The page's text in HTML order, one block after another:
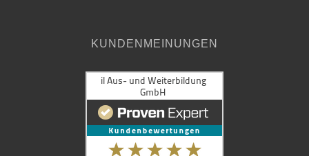
KUNDENMEINUNGEN